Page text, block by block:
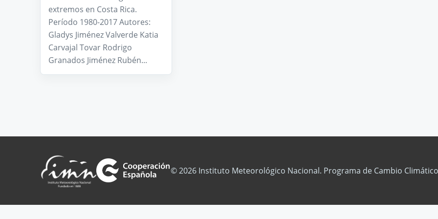
extremos en Costa Rica.
Período 1980-2017 Autores:
Gladys Jiménez Valverde Katia
Carvajal Tovar Rodrigo
Granados Jiménez Rubén...
© 2026 Instituto Meteorológico Nacional. Programa de Cambio